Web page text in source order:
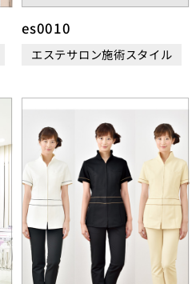
es0010
エステサロン施術スタイル